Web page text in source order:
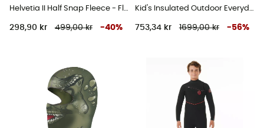
Helvetia II Half Snap Fleece - Fleecetröjor - Børn
298,90 kr 499,00 kr -40%
Kid's Insulated Outdoor Everyday Jacket - Vinterjacka - Børn
753,34 kr 1699,00 kr -56%